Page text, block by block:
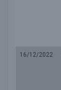
16/12/2022